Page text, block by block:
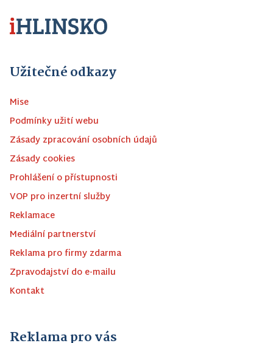
Užitečné odkazy
Mise
Podmínky užití webu
Zásady zpracování osobních údajů
Zásady cookies
Prohlášení o přístupnosti
VOP pro inzertní služby
Reklamace
Mediální partnerství
Reklama pro firmy zdarma
Zpravodajství do e-mailu
Kontakt
Reklama pro vás